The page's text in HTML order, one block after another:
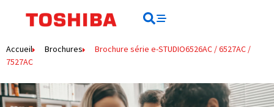
principal
Accueil Brochures
Brochure série e-STUDIO6526AC / 6527AC /
7527AC